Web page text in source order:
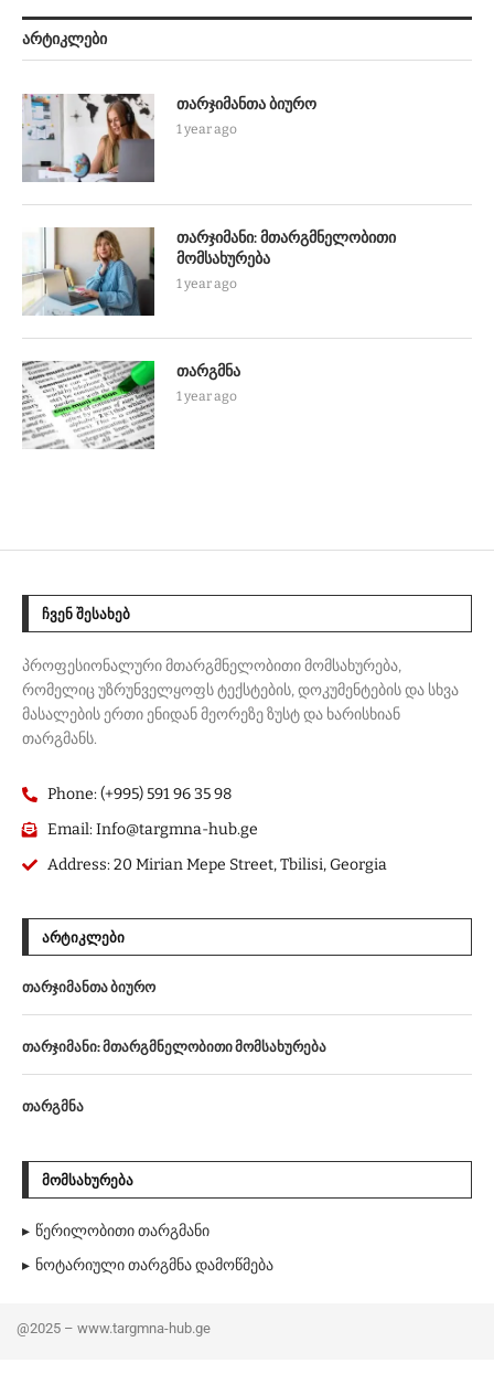
ᲐᲠᲢᲘᲙᲚᲔᲑᲘ
თარჯიმანთა ბიურო
1 year ago
თარჯიმანი: მთარგმნელობითი
მომსახურება
1 year ago
თარგმნა
1 year ago
ᲩᲕᲔᲜ ᲨᲔᲡᲐᲮᲔᲑ
პროფესიონალური მთარგმნელობითი მომსახურება,
რომელიც უზრუნველყოფს ტექსტების, დოკუმენტების და სხვა
მასალების ერთი ენიდან მეორეზე ზუსტ და ხარისხიან
თარგმანს.
Phone: (+995) 591 96 35 98
Email: Info@targmna-hub.ge
Address: 20 Mirian Mepe Street, Tbilisi, Georgia
ᲐᲠᲢᲘᲙᲚᲔᲑᲘ
თარჯიმანთა ბიურო
თარჯიმანი: მთარგმნელობითი მომსახურება
თარგმნა
ᲛᲝᲛᲡᲐᲮᲣᲠᲔᲑᲐ
წერილობითი თარგმანი
ნოტარიული თარგმნა დამოწმება
@2025 – www.targmna-hub.ge